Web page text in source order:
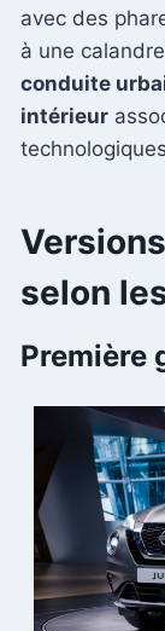
avec des
à une
conduite
intérieur
selon
Première